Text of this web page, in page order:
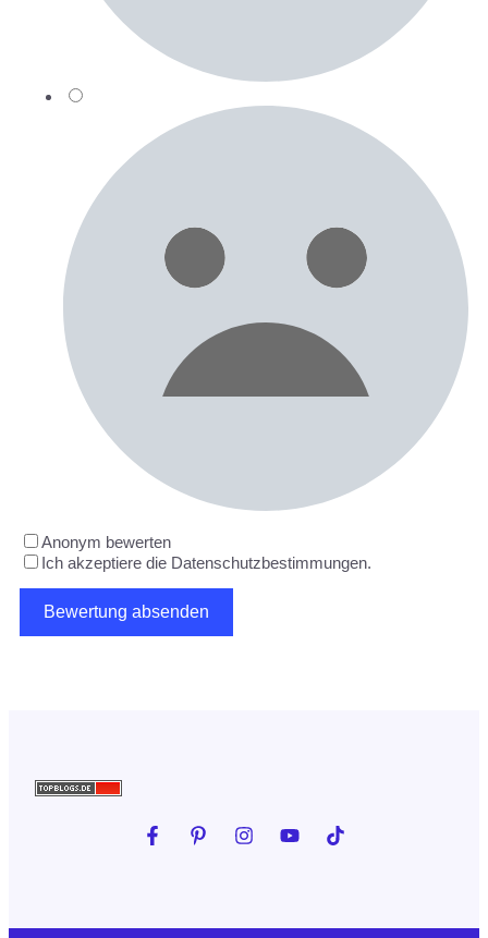
Anonym bewerten
Ich akzeptiere die Datenschutzbestimmungen.